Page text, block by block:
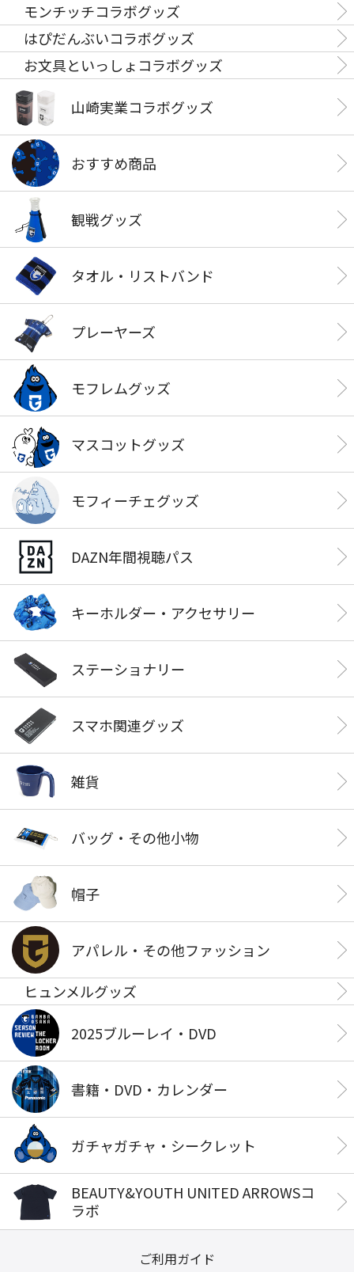
モンチッチコラボグッズ
はぴだんぶいコラボグッズ
お文具といっしょコラボグッズ
山崎実業コラボグッズ
おすすめ商品
観戦グッズ
タオル・リストバンド
プレーヤーズ
モフレムグッズ
マスコットグッズ
モフィーチェグッズ
DAZN年間視聴パス
キーホルダー・アクセサリー
ステーショナリー
スマホ関連グッズ
雑貨
バッグ・その他小物
帽子
アパレル・その他ファッション
ヒュンメルグッズ
2025ブルーレイ・DVD
書籍・DVD・カレンダー
ガチャガチャ・シークレット
BEAUTY&YOUTH UNITED ARROWSコ
ラボ
ご利用ガイド